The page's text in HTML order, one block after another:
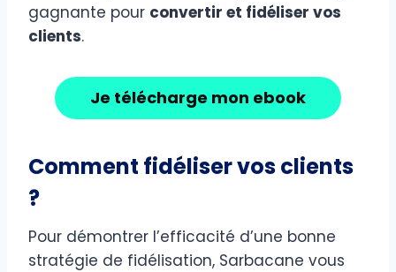
gagnante pour convertir et fidéliser vos
clients.
Je télécharge mon ebook
Comment fidéliser vos clients
?
Pour démontrer l’efficacité d’une bonne
stratégie de fidélisation, Sarbacane vous